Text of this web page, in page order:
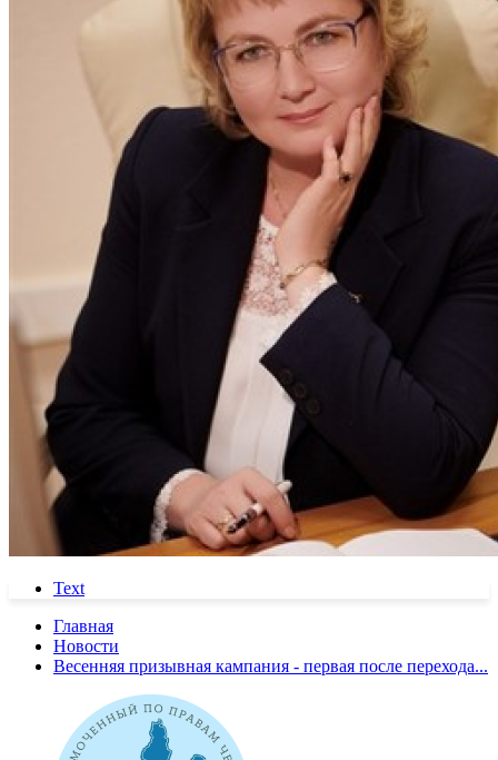
Text
Главная
Новости
Весенняя призывная кампания - первая после перехода...